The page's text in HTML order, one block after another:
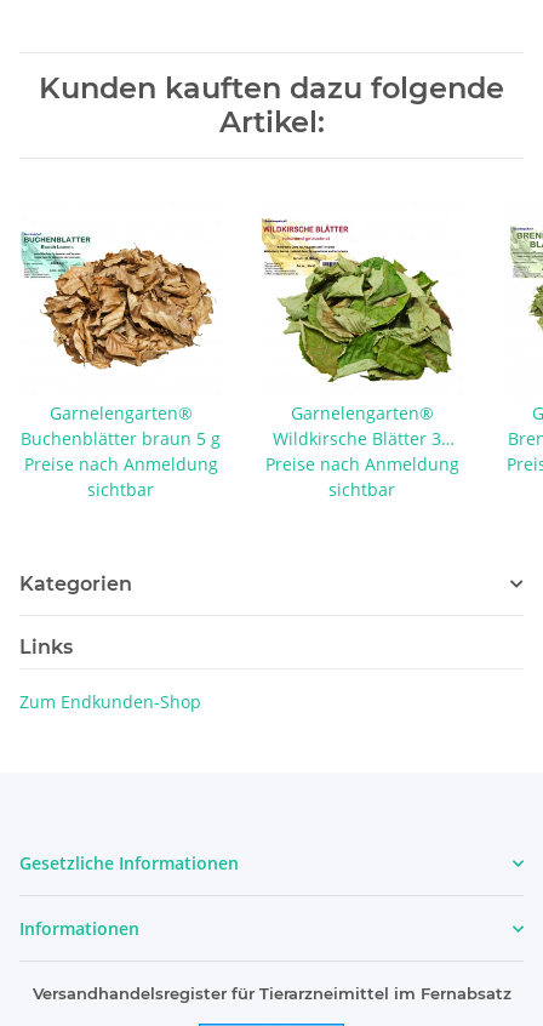
Kunden kauften dazu folgende
Artikel:
Garnelengarten®
Buchenblätter braun 5 g
Preise nach Anmeldung
sichtbar
Garnelengarten®
Wildkirsche Blätter 30
Stück
Preise nach Anmeldung
sichtbar
Kategorien
Links
Zum Endkunden-Shop
Gesetzliche Informationen
Informationen
Versandhandelsregister für Tierarzneimittel im Fernabsatz